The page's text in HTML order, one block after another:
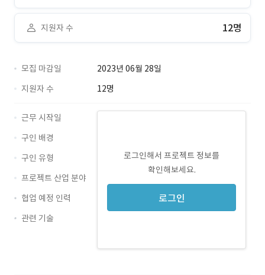
지원자 수 12명
모집 마감일
2023년 06월 28일
지원자 수
12명
로그인해서 프로젝트 정보를
확인해보세요.
로그인
근무 시작일
구인 배경
구인 유형
프로젝트 산업 분야
협업 예정 인력
관련 기술